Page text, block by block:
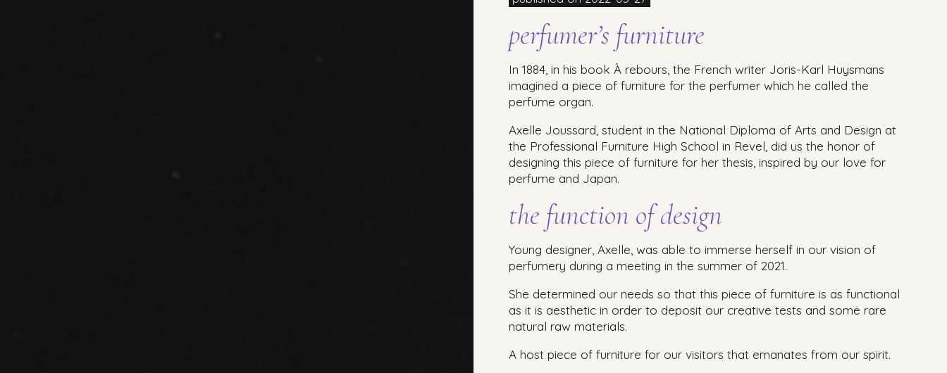
perfumer’s furniture
In 1884, in his book À rebours, the French writer Joris-Karl Huysmans
imagined a piece of furniture for the perfumer which he called the
perfume organ.
Axelle Joussard, student in the National Diploma of Arts and Design at
the Professional Furniture High School in Revel, did us the honor of
designing this piece of furniture for her thesis, inspired by our love for
perfume and Japan.
the function of design
Young designer, Axelle, was able to immerse herself in our vision of
perfumery during a meeting in the summer of 2021.
She determined our needs so that this piece of furniture is as functional
as it is aesthetic in order to deposit our creative tests and some rare
natural raw materials.
A host piece of furniture for our visitors that emanates from our spirit.